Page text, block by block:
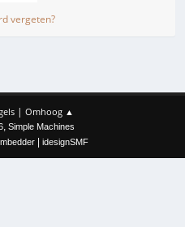
vergeten?
| Omhoog ▲
, Simple Machines
idesignSMF